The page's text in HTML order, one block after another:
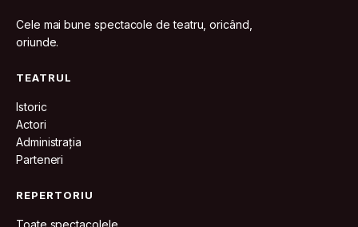
Cele mai bune spectacole de teatru, oricând,
oriunde.
TEATRUL
Istoric
Actori
Administrația
Parteneri
REPERTORIU
Toate spectacolele